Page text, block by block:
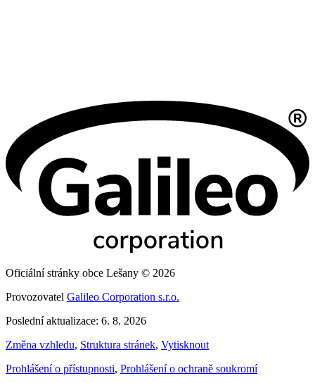
Oficiální stránky obce Lešany © 2026
Provozovatel Galileo Corporation s.r.o.
Poslední aktualizace: 6. 8. 2026
Změna vzhledu, Struktura stránek, Vytisknout
Prohlášení o přístupnosti, Prohlášení o ochraně soukromí